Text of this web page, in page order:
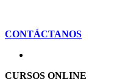
CONTÁCTANOS
CURSOS ONLINE